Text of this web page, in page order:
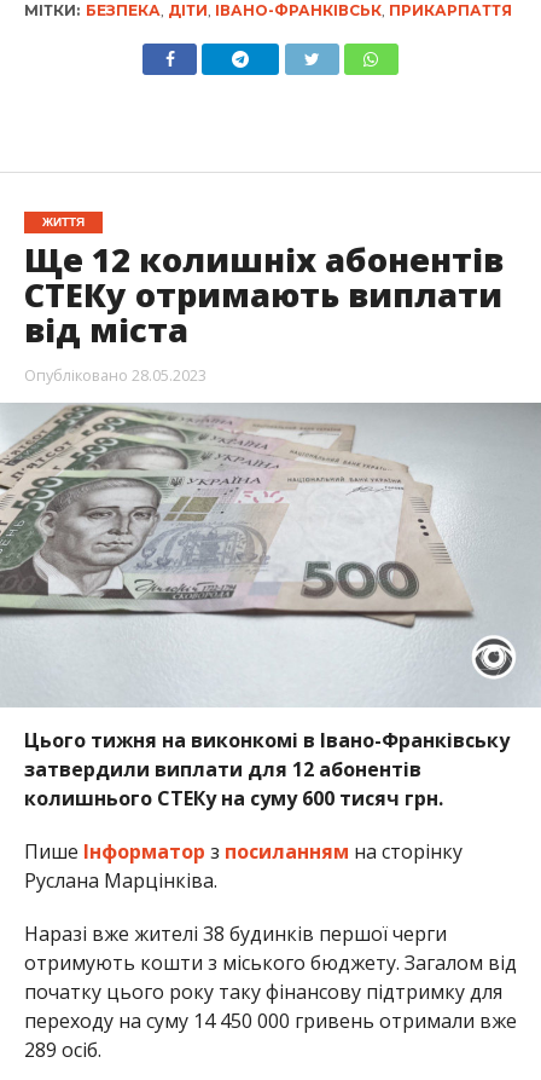
МІТКИ: БЕЗПЕКА, ДІТИ, ІВАНО-ФРАНКІВСЬК, ПРИКАРПАТТЯ
ЖИТТЯ
Ще 12 колишніх абонентів
СТЕКу отримають виплати
від міста
Опубліковано 28.05.2023
Цього тижня на виконкомі в Івано-Франківську
затвердили виплати для 12 абонентів
колишнього СТЕКу на суму 600 тисяч грн.
Пише Інформатор з посиланням на сторінку
Руслана Марцінківа.
Наразі вже жителі 38 будинків першої черги
отримують кошти з міського бюджету. Загалом від
початку цього року таку фінансову підтримку для
переходу на суму 14 450 000 гривень отримали вже
289 осіб.